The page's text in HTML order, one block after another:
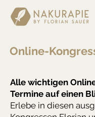
Online-
Alle wichtigen
Termine auf einen
Erlebe in diesen